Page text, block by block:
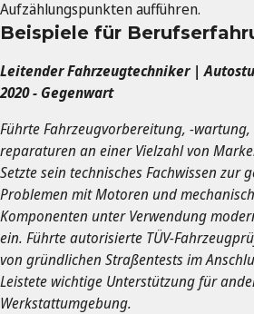
Aufzählungspunkten aufführen.
Beispiele für
Leitender Fahrzeugtechniker |
2020 - Gegenwart
Führte Fahrzeugvorbereitung, -
reparaturen an einer Vielzahl von
Setzte sein technisches Fachwissen zur
Problemen mit Motoren und
Komponenten unter Verwendung
ein. Führte autorisierte TÜV-
von gründlichen Straßentests im
Leistete wichtige Unterstützung für
Werkstattumgebung.